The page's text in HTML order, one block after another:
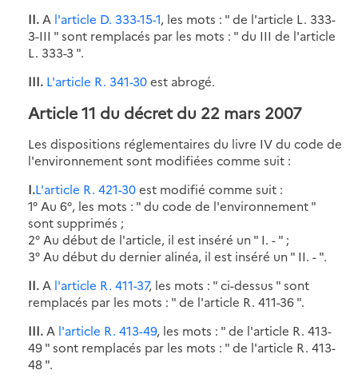
II. A l'article D. 333-15-1, les mots : " de l'article L. 333-
3-III " sont remplacés par les mots : " du III de l'article
L. 333-3 ".
III. L'article R. 341-30est abrogé.
Article 11 du décret du 22 mars 2007
Les dispositions réglementaires du livre IV du code de
l'environnement sont modifiées comme suit :
I.L'article R. 421-30est modifié comme suit :
1° Au 6°, les mots : " du code de l'environnement "
sont supprimés ;
2° Au début de l'article, il est inséré un " I. - " ;
3° Au début du dernier alinéa, il est inséré un " II. - ".
II. A l'article R. 411-37, les mots : " ci-dessus " sont
remplacés par les mots : " de l'article R. 411-36 ".
III. A l'article R. 413-49, les mots : " de l'article R. 413-
49 " sont remplacés par les mots : " de l'article R. 413-
48 ".